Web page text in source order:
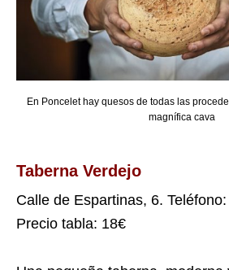
En Poncelet hay quesos de todas las
magnífica cava
Taberna Verdejo
Calle de Espartinas, 6.
Precio tabla: 18€